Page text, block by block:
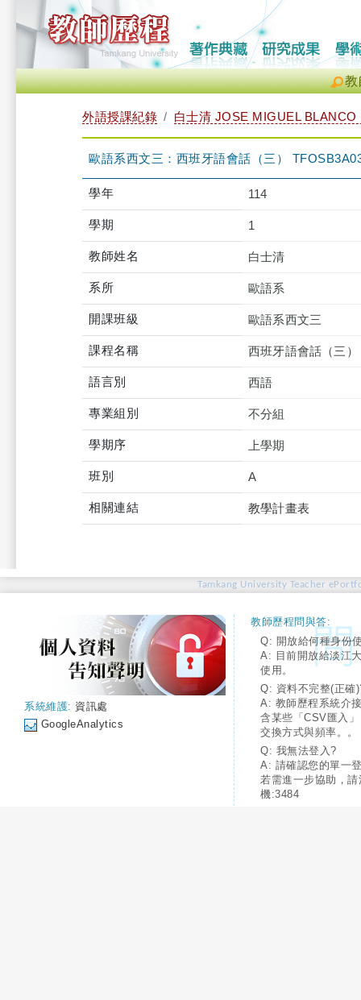
教
外語授課紀錄 白士清 JOSE MIGUEL BLANCO
歐語系西文三：西班牙語會話（三）
學年 114
學期 1
教師姓名 白士清
系所 歐語系
開課班級 歐語系西文三
課程名稱 西班牙語會話（三）
語言別 西語
專業組別 不分組
學期序 上學期
班別 A
相關連結 教學計畫表
Tamkang University Teacher
系統維護: 資訊處
GoogleAnalytics
教師歷程問與答:
Q: 開放給何種身份
A: 目前開放給淡江
使用。
Q: 資料不完整(正確
A: 教師歷程系統介
含某些「CSV匯入
交換方式與頻率。。
Q: 我無法登入?
A: 請確認您的單一
若需進一步協助，
機:3484